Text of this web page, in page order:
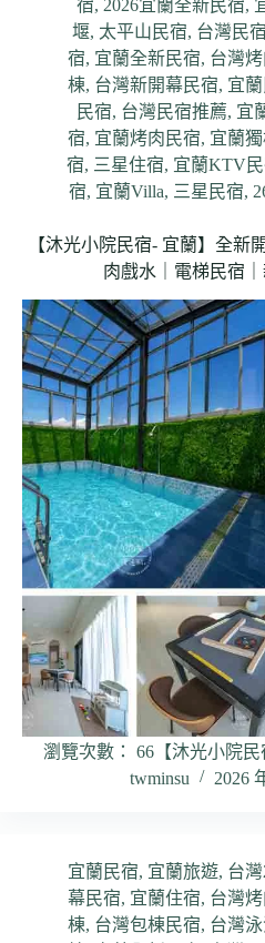
宿, 2026宜蘭全新民宿,
堰, 太平山民宿, 台灣民宿
宿, 宜蘭全新民宿, 台灣
棟, 台灣新開幕民宿, 宜
民宿, 台灣民宿推薦, 宜
宿, 宜蘭烤肉民宿, 宜蘭
宿, 三星住宿, 宜蘭KTV
宿, 宜蘭Villa, 三星民宿,
【沐光小院民宿- 宜蘭】全新
肉戲水｜電梯民宿
瀏覽次數： 66【沐光小院
twminsu
2026
宜蘭民宿, 宜蘭旅遊, 台
幕民宿, 宜蘭住宿, 台灣
棟, 台灣包棟民宿, 台灣